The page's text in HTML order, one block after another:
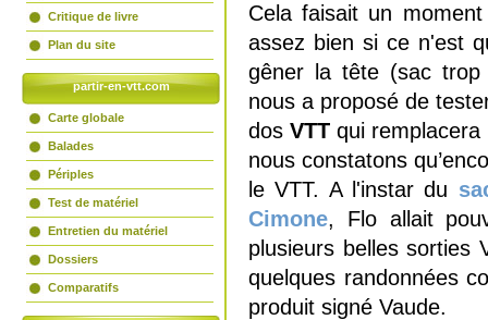
Critique de livre
Plan du site
partir-en-vtt.com
Carte globale
Balades
Périples
Test de matériel
Entretien du matériel
Dossiers
Comparatifs
Cela faisait un
assez bien si ce n'est
gêner la tête (sac trop
nous a proposé de
dosVTT qui remplacera
nous constatons
le VTT. A l'instar du
Cimone, Flo allait
plusieurs belles sorties
quelques randonnées
produit signé Vaude.